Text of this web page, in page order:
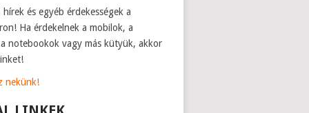
hírek és egyéb érdekességek a
Ha érdekelnek a mobilok, a
notebookok vagy más kütyük, akkor
nekünk!